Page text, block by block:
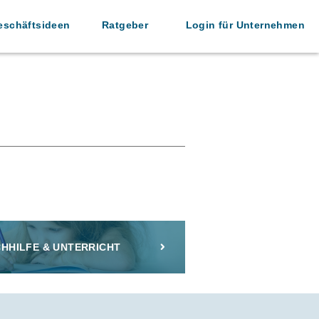
Ratgeber Login für Unternehmen
& UNTERRICHT